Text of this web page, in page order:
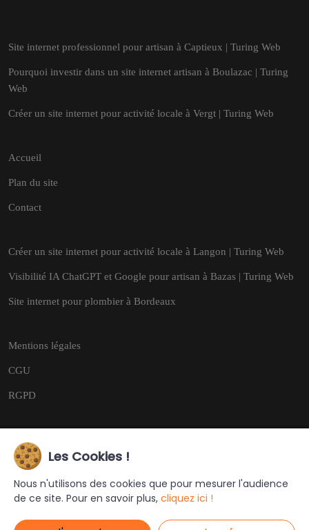
Site internet professionnel pour artisan à Captieux | Turing Web
Pourquoi investir dans un site internet artisan à Boulazac | Turing
Web
Créer un site internet pour activité locale à Vergt | Turing Web
Accueil
Plan du site
Contact
Créer un site internet pour activité locale à Langon | Turing Web
Visibilité IA ChatGPT et Google pour artisan à Bazas | Turing Web
Site internet pour plombier à Bordeaux
Mentions légales
CGU
RGPD
Copyright © 2026
Ce site a été créé et est géré par Turing Web
Les Cookies !
Nous n'utilisons des cookies que pour mesurer l'audience
de ce site. Pour en savoir plus, cliquez ici !